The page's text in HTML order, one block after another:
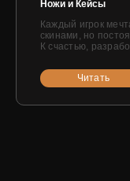
Ножи и Кейсы
Каждый игрок
скинами, но
К счастью,
Читать